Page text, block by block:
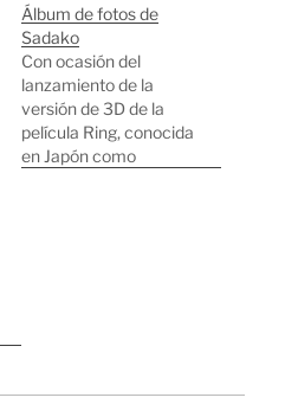
Álbum de fotos de
Sadako
Con ocasión del
lanzamiento de la
versión de 3D de la
película Ring, conocida
en Japón como
se llama…